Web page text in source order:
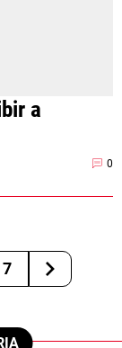
a
0
7